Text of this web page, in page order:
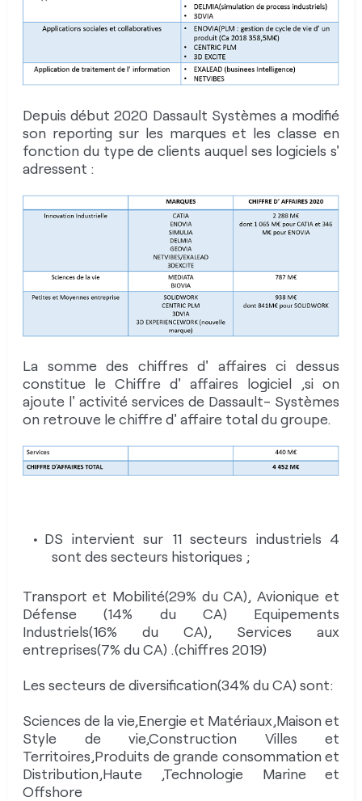
Avis du site
La stratégie de DS basée sur la croissance et
la technologie gagne maintenant en lisibilité
avec la notion de « jumeaux numériques », la
représentation 3D étant la porte d’entrée vers
ce concept. La stratégie de DS a su épouser
les possibilités offertes par l’évolution des
technologies et cela permet au groupe de
maintenir un taux de croissance élevé dont il
assure la faisabilité financière.
A-S- A-S0 A-S+
A
M
I
O
N
Moyenne des résultats
DASSAULT SYSTEMES, donnez la votre en
Globalement votre opinion sur l'entreprise est...
NEUTRE
Depuis début 2020 Dassault Systèmes a modifié
son reporting sur les marques et les classe en
fonction du type de clients auquel ses logiciels s'
adressent :
La somme des chiffres d' affaires ci dessus
constitue le Chiffre d' affaires logiciel ,si on
ajoute l' activité services de Dassault- Systèmes
on retrouve le chiffre d' affaire total du groupe.
DS intervient sur 11 secteurs industriels 4
sont des secteurs historiques ;
Transport et Mobilité(29% du CA), Avionique et
Défense (14% du CA) Equipements
Industriels(16% du CA), Services aux
entreprises(7% du CA) .(chiffres 2019)
Les secteurs de diversification(34% du CA) sont:
Sciences de la vie,Energie et Matériaux,Maison et
Style de vie,Construction Villes et
Territoires,Produits de grande consommation et
Distribution,Haute ,Technologie Marine et
Offshore